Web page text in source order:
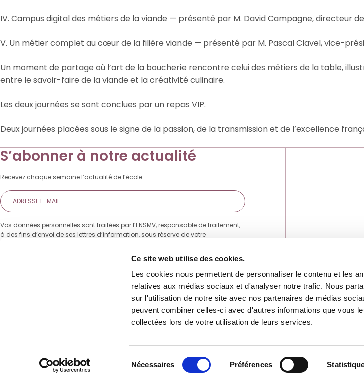
Ce site web utilise des cookies.
Les cookies nous permettent de personnaliser le contenu et les
relatives aux médias sociaux et d'analyser notre trafic. Nous
sur l'utilisation de notre site avec nos partenaires de médias
peuvent combiner celles-ci avec d'autres informations que vous
collectées lors de votre utilisation de leurs services.
Nécessaires Préférences
IV. Campus digital des métiers de la viande — présenté par M. David Campagne, directeur de
V. Un métier complet au cœur de la filière viande — présenté par M. Pascal Clavel, vice-
Un moment de partage où l’art de la boucherie rencontre celui des métiers de la table,
entre le savoir-faire de la viande et la créativité culinaire.
Les deux journées se sont conclues par un repas VIP.
Deux journées placées sous le signe de la passion, de la transmission et de l’excellence
S’abonner à notre actualité
Recevez chaque semaine l’actualité de l’école
E-
mail
Vos données personnelles sont traitées par l’ENSMV, responsable de traitement,
à des fins d’envoi de ses lettres d’information, sous réserve de votre
sur vos données et vos droits, veuillez consulter notrePolitique de confidentialité.
Nous
Se reconvertir
Se qualifier
Préparation aux